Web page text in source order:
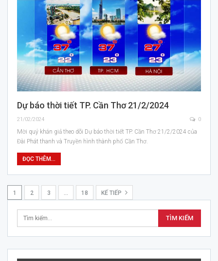
Dự báo thời tiết TP. Cần Thơ 21/2/2024
21/02/2024 0
Mời quý khán giả theo dõi Dự báo thời tiết TP. Cần Thơ 21/2/2024 của
Đài Phát thanh và Truyền hình thành phố Cần Thơ.
ĐỌC THÊM...
1 2 3 … 18 KẾ TIẾP